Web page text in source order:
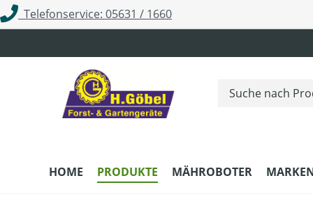
Hauptinhalt springen
Zur Suche springen
Zur Hauptnavigation springen
Telefonservice: 05631 / 1660
HOME PRODUKTE MÄHROBOTER